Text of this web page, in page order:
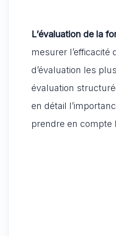
L’évaluation de la
mesurer l’efficacité
d’évaluation les
évaluation
en détail
prendre en compte